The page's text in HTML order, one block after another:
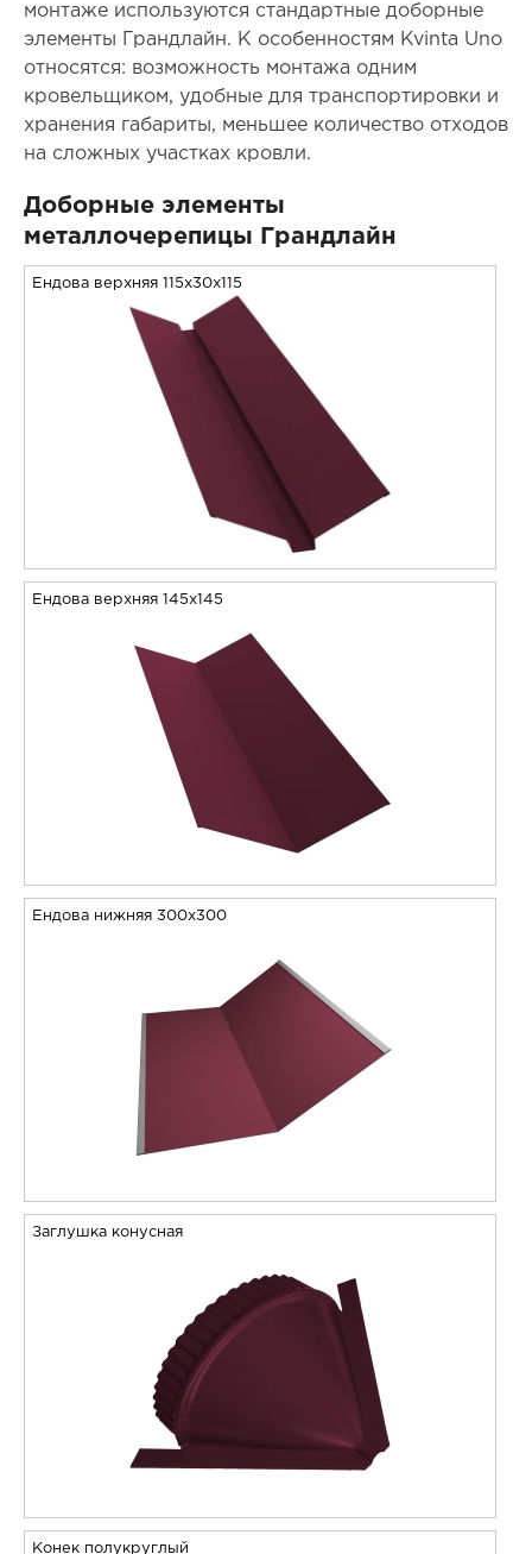
монтаже используются стандартные доборные
элементы Грандлайн. К особенностям Kvinta Uno
относятся: возможность монтажа одним
кровельщиком, удобные для транспортировки и
хранения габариты, меньшее количество отходов
на сложных участках кровли.
Доборные элементы
металлочерепицы Грандлайн
Ендова верхняя 115x30x115
Ендова верхняя 145х145
Ендова нижняя 300х300
Заглушка конусная
Конек полукруглый